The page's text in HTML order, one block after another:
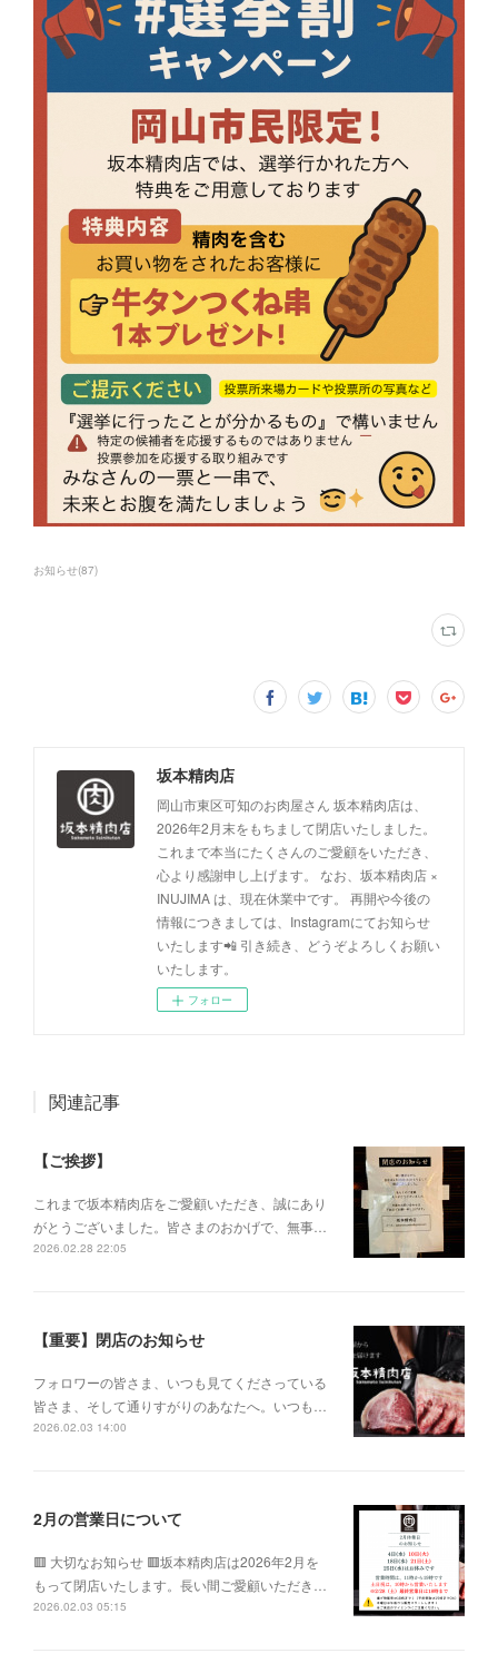
お知らせ(87)
坂本精肉店
岡山市東区可知のお肉屋さん 坂本精肉店は、
2026年2月末をもちまして閉店いたしました。
これまで本当にたくさんのご愛顧をいただき、
心より感謝申し上げます。 なお、坂本精肉店 ×
INUJIMA は、現在休業中です。 再開や今後の
情報につきましては、Instagramにてお知らせ
いたします📲 引き続き、どうぞよろしくお願い
いたします。
フォロー
関連記事
【ご挨拶】
これまで坂本精肉店をご愛顧いただき、誠にあり
がとうございました。皆さまのおかげで、無事…
2026.02.28 22:05
【重要】閉店のお知らせ
フォロワーの皆さま、いつも見てくださっている
皆さま、そして通りすがりのあなたへ。いつも…
2026.02.03 14:00
2月の営業日について
🟥 大切なお知らせ 🟥坂本精肉店は2026年2月を
もって閉店いたします。長い間ご愛顧いただき…
2026.02.03 05:15